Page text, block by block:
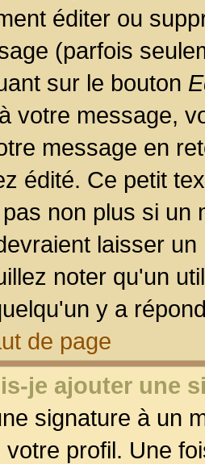
éditer ou
(parfois
sur le bouton
votre message,
message en
édité. Ce petit
non plus si un
laisser
noter qu'un
y a
de page
je ajouter une
signature à un
votre profil. Une